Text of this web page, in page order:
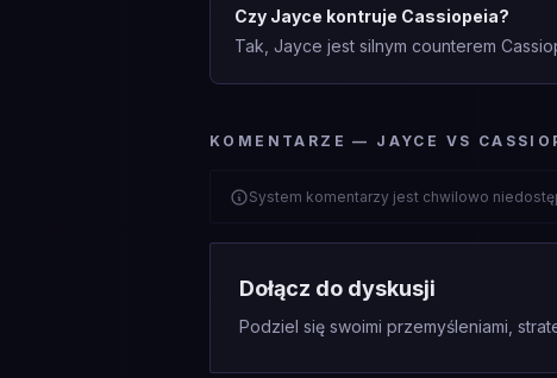
Czy Jayce kontruje Cassiopeia?
Tak, Jayce jest silnym counterem
KOMENTARZE — JAYCE VS
System komentarzy jest chwilowo
Dołącz do dyskusji
Podziel się swoimi przemyśleniami,